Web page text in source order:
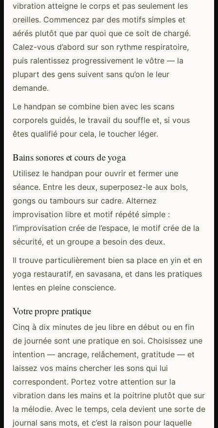
vibration atteigne le corps et pas seulement les
oreilles. Commencez par des motifs simples et
aérés plutôt que par quoi que ce soit de chargé.
Calez-vous d’abord sur son rythme respiratoire,
puis ralentissez progressivement le vôtre — la
plupart des gens suivent sans qu’on le leur
demande.
Le handpan se combine bien avec les scans
corporels guidés, le travail du souffle et, si vous
êtes qualifié pour cela, le toucher léger.
Bains sonores et cours de yoga
Utilisez le handpan pour ouvrir et fermer une
séance. Entre les deux, superposez-le aux bols,
gongs ou tambours sur cadre. Alternez
improvisation libre et motif répété simple :
l’improvisation crée de l’espace, le motif crée de la
sécurité, et un groupe a besoin des deux.
Il trouve particulièrement bien sa place en yin et en
yoga restauratif, en savasana, et dans les pratiques
lentes en pleine conscience.
Votre propre pratique
Cinq à dix minutes de jeu libre en début ou en fin
de journée sont une pratique en soi. Choisissez une
intention — ancrage, relâchement, gratitude — et
laissez vos mains chercher les sons qui lui
correspondent. Portez votre attention sur la
vibration dans les mains et la poitrine plutôt que sur
la mélodie. Avec le temps, cela devient une sorte de
journal sans mots, et c’est la raison pour laquelle